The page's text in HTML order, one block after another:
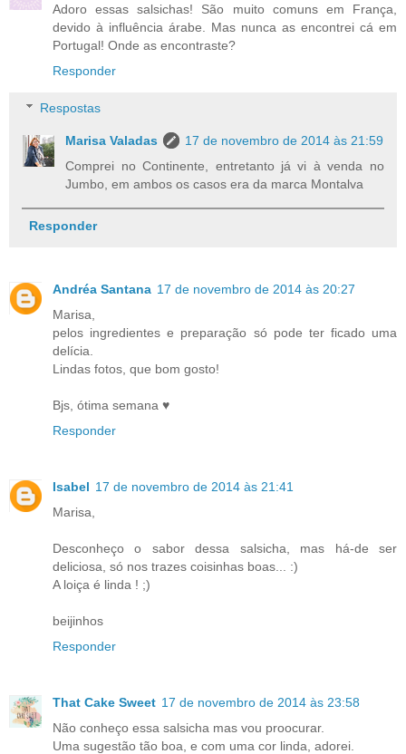
Adoro essas salsichas! São muito comuns em França,
devido à influência árabe. Mas nunca as encontrei cá em
Portugal! Onde as encontraste?
Responder
Respostas
Marisa Valadas
17 de novembro de 2014 às 21:59
Comprei no Continente, entretanto já vi à venda no
Jumbo, em ambos os casos era da marca Montalva
Responder
Andréa Santana 17 de novembro de 2014 às 20:27
Marisa,
pelos ingredientes e preparação só pode ter ficado uma
delícia.
Lindas fotos, que bom gosto!
Bjs, ótima semana ♥
Responder
Isabel 17 de novembro de 2014 às 21:41
Marisa,
Desconheço o sabor dessa salsicha, mas há-de ser
deliciosa, só nos trazes coisinhas boas... :)
A loiça é linda ! ;)
beijinhos
Responder
That Cake Sweet 17 de novembro de 2014 às 23:58
Não conheço essa salsicha mas vou proocurar.
Uma sugestão tão boa, e com uma cor linda, adorei.